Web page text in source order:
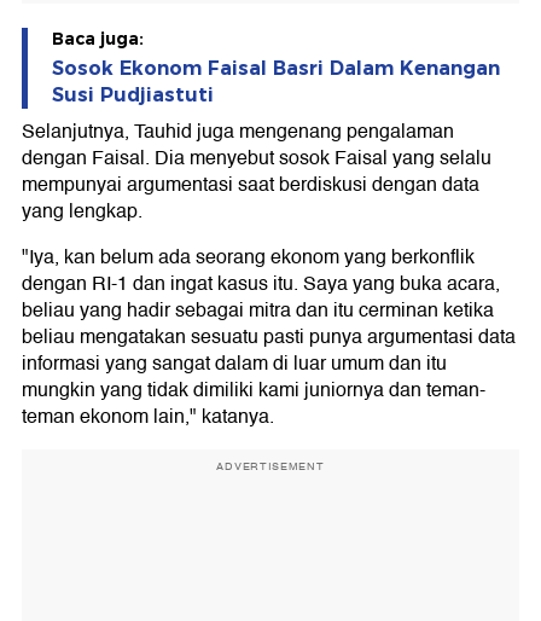
Baca juga:
Sosok Ekonom Faisal Basri Dalam Kenangan
Susi Pudjiastuti
Selanjutnya, Tauhid juga mengenang pengalaman
dengan Faisal. Dia menyebut sosok Faisal yang selalu
mempunyai argumentasi saat berdiskusi dengan data
yang lengkap.
"Iya, kan belum ada seorang ekonom yang berkonflik
dengan RI-1 dan ingat kasus itu. Saya yang buka acara,
beliau yang hadir sebagai mitra dan itu cerminan ketika
beliau mengatakan sesuatu pasti punya argumentasi data
informasi yang sangat dalam di luar umum dan itu
mungkin yang tidak dimiliki kami juniornya dan teman-
teman ekonom lain," katanya.
ADVERTISEMENT